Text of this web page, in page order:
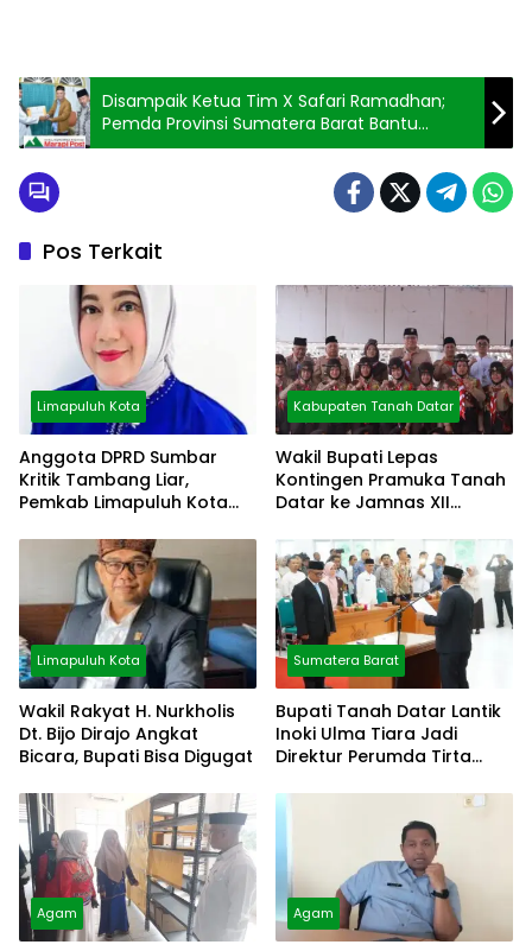
Disampaik Ketua Tim X Safari Ramadhan;
Pemda Provinsi Sumatera Barat Bantu
Masjid Nurul Iman PGR Rp20 Juta
Pos Terkait
Limapuluh Kota
Anggota DPRD Sumbar
Kritik Tambang Liar,
Pemkab Limapuluh Kota
Kabupaten Tanah Datar
Wakil Bupati Lepas
Kontingen Pramuka Tanah
Datar ke Jamnas XII
Limapuluh Kota
Wakil Rakyat H. Nurkholis
Dt. Bijo Dirajo Angkat
Bicara, Bupati Bisa Digugat
Sumatera Barat
Bupati Tanah Datar Lantik
Inoki Ulma Tiara Jadi
Direktur Perumda Tirta
Agam Agam